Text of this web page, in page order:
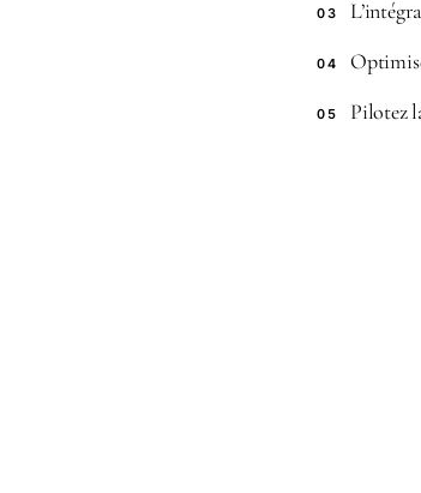
03
04
05 Pilotez